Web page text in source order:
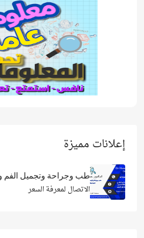
إعلانات مميزة
طب وجراحة وتجميل الفم
الاتصال لمعرفة السعر